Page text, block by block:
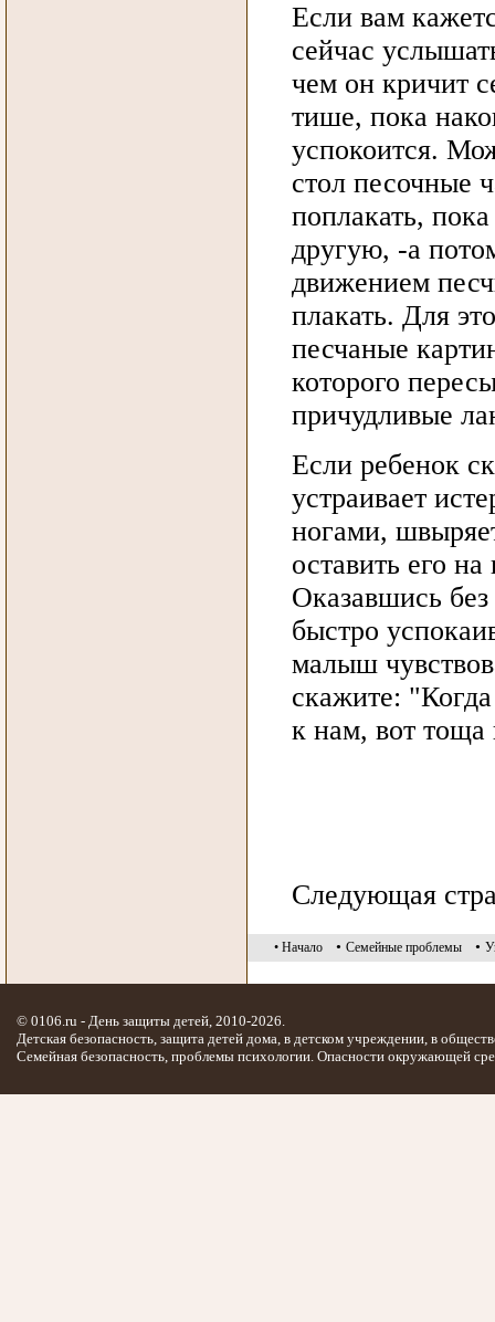
Если вам
сейчас
чем он кричит
тише, пока
успокоится.
стол песочные
поплакать,
другую, -а
движением
плакать. Для
песчаные
которого
причудливые
Если ребенок
устраивает
ногами,
оставить его
Оказавшись
быстро
малыш
скажите:
к нам, вот
Следующая
• Начало • Семейные проблемы •
© 0106.ru - День защиты детей, 2010-2026.
Детская безопасность, защита детей дома, в детском учреждении, в
Семейная безопасность, проблемы психологии. Опасности окружающей